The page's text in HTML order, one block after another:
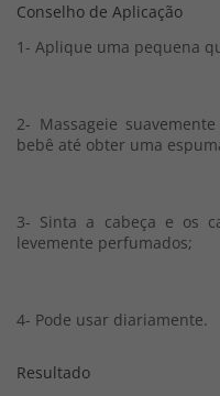
Conselho de Aplicação
1- Aplique uma pequena
2- Massageie
bebê até obter uma
3- Sinta a cabeça e os
levemente perfumados;
4- Pode usar diariamente.
Resultado